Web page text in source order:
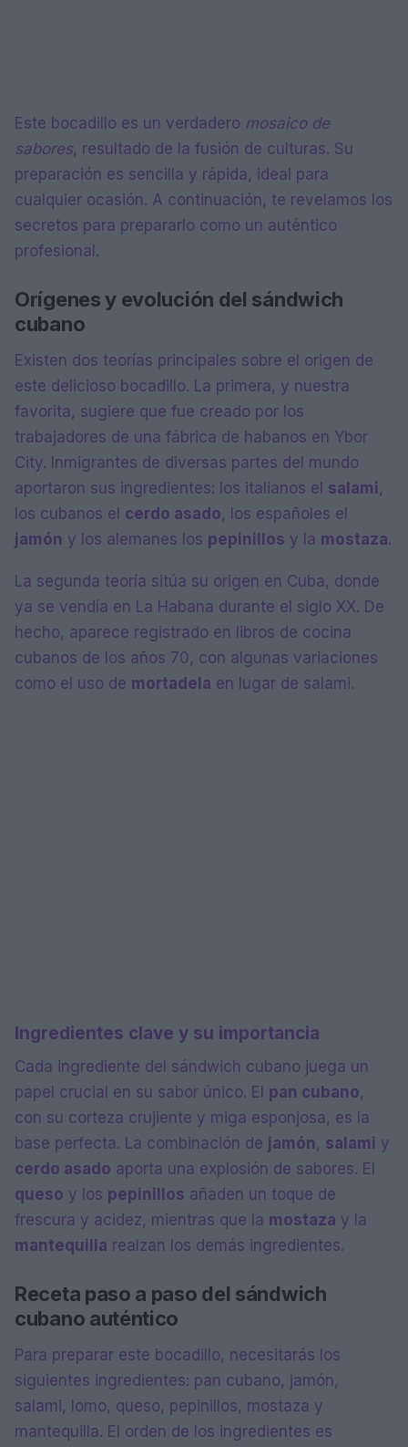
Este bocadillo es un verdadero mosaico de
sabores, resultado de la fusión de culturas. Su
preparación es sencilla y rápida, ideal para
cualquier ocasión. A continuación, te revelamos los
secretos para prepararlo como un auténtico
profesional.
Orígenes y evolución del sándwich
cubano
Existen dos teorías principales sobre el origen de
este delicioso bocadillo. La primera, y nuestra
favorita, sugiere que fue creado por los
trabajadores de una fábrica de habanos en Ybor
City. Inmigrantes de diversas partes del mundo
aportaron sus ingredientes: los italianos el salami,
los cubanos el cerdo asado, los españoles el
jamón y los alemanes los pepinillos y la mostaza.
La segunda teoría sitúa su origen en Cuba, donde
ya se vendía en La Habana durante el siglo XX. De
hecho, aparece registrado en libros de cocina
cubanos de los años 70, con algunas variaciones
como el uso de mortadela en lugar de salami.
Ingredientes clave y su importancia
Cada ingrediente del sándwich cubano juega un
papel crucial en su sabor único. El pan cubano,
con su corteza crujiente y miga esponjosa, es la
base perfecta. La combinación de jamón, salami y
cerdo asado aporta una explosión de sabores. El
queso y los pepinillos añaden un toque de
frescura y acidez, mientras que la mostaza y la
mantequilla realzan los demás ingredientes.
Receta paso a paso del sándwich
cubano auténtico
Para preparar este bocadillo, necesitarás los
siguientes ingredientes: pan cubano, jamón,
salami, lomo, queso, pepinillos, mostaza y
mantequilla. El orden de los ingredientes es